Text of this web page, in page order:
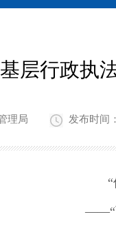
层行政执
理局 发布时间
“保
——“两